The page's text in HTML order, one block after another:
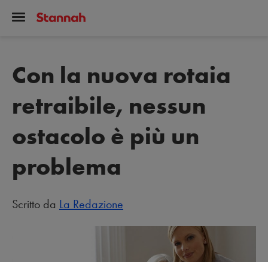
Con la nuova rotaia
retraibile, nessun
ostacolo è più un
problema
Scritto da La Redazione